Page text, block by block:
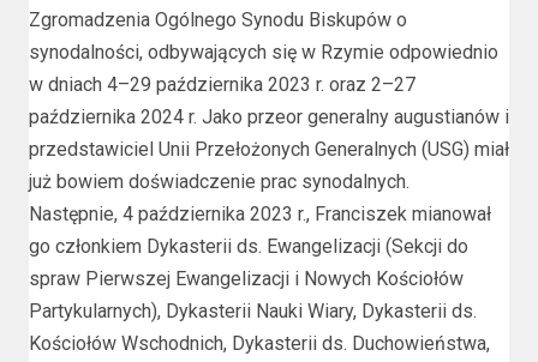
Zgromadzenia Ogólnego Synodu Biskupów o
synodalności, odbywających się w Rzymie odpowiednio
w dniach 4–29 października 2023 r. oraz 2–27
października 2024 r. Jako przeor generalny augustianów i
przedstawiciel Unii Przełożonych Generalnych (USG) miał
już bowiem doświadczenie prac synodalnych.
Następnie, 4 października 2023 r., Franciszek mianował
go członkiem Dykasterii ds. Ewangelizacji (Sekcji do
spraw Pierwszej Ewangelizacji i Nowych Kościołów
Partykularnych), Dykasterii Nauki Wiary, Dykasterii ds.
Kościołów Wschodnich, Dykasterii ds. Duchowieństwa,